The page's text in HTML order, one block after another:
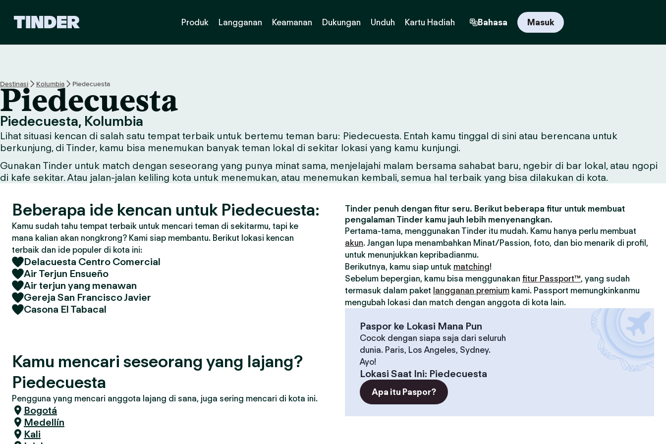
a
i
n
d
e
r
Produk Langganan Keamanan Dukungan Unduh Kartu Hadiah Bahasa Masuk
Destinasi Kolumbia Piedecuesta
Piedecuesta
Piedecuesta, Kolumbia
Lihat situasi kencan di salah satu tempat terbaik untuk bertemu teman baru: Piedecuesta. Entah kamu tinggal di sini atau berencana untuk
berkunjung, di Tinder, kamu bisa menemukan banyak teman lokal di sekitar lokasi yang kamu kunjungi.
Gunakan Tinder untuk match dengan seseorang yang punya minat sama, menjelajahi malam bersama sahabat baru, ngebir di bar lokal, atau ngopi
di kafe sekitar. Atau jalan-jalan keliling kota untuk menemukan, atau menemukan kembali, semua hal terbaik yang bisa dilakukan di kota.
Beberapa ide kencan untuk Piedecuesta:
Kamu sudah tahu tempat terbaik untuk mencari teman di sekitarmu, tapi ke
mana kalian akan nongkrong? Kami siap membantu. Berikut lokasi kencan
terbaik dan ide populer di kota ini:
Delacuesta Centro Comercial
Air Terjun Ensueño
Air terjun yang menawan
Gereja San Francisco Javier
Casona El Tabacal
Kamu mencari seseorang yang lajang?
Piedecuesta
Pengguna yang mencari anggota lajang di sana, juga sering mencari di kota ini.
Bogotá
Medellín
Kali
Tinder penuh dengan fitur seru. Berikut beberapa fitur untuk membuat
pengalaman Tinder kamu jauh lebih menyenangkan.
Pertama-tama, menggunakan Tinder itu mudah. Kamu hanya perlu membuat
akun. Jangan lupa menambahkan Minat/Passion, foto, dan bio menarik di profil,
untuk menunjukkan kepribadianmu.
Berikutnya, kamu siap untuk matching!
Sebelum bepergian, kamu bisa menggunakan fitur Passport™, yang sudah
termasuk dalam paket langganan premium kami. Passport memungkinkanmu
mengubah lokasi dan match dengan anggota di kota lain.
Paspor ke Lokasi Mana Pun
Cocok dengan siapa saja dari seluruh
dunia. Paris, Los Angeles, Sydney.
Ayo!
Lokasi Saat Ini: Piedecuesta
Apa itu Paspor?